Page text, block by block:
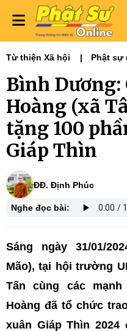
Từ thiện Xã hội Phật sự
Bình Dương:
Hoàng (xã
tặng 100
Giáp Thìn
ĐĐ. Định Phúc
Nghe đọc bài:
Sáng ngày 31/01/
Mão), tại hội trường
Tấn cùng các
Hoàng đã tổ chức
xuân Giáp Thìn